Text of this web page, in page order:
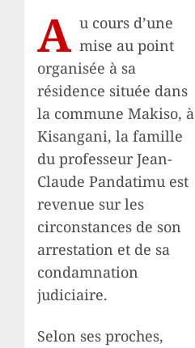
A u cours d’une
mise au point
organisée à sa
résidence située dans
la commune Makiso, à
Kisangani, la famille
du professeur Jean-
Claude Pandatimu est
revenue sur les
circonstances de son
arrestation et de sa
condamnation
judiciaire.
Selon ses proches,